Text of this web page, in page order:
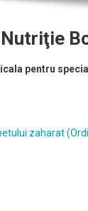
pentru
zaharat